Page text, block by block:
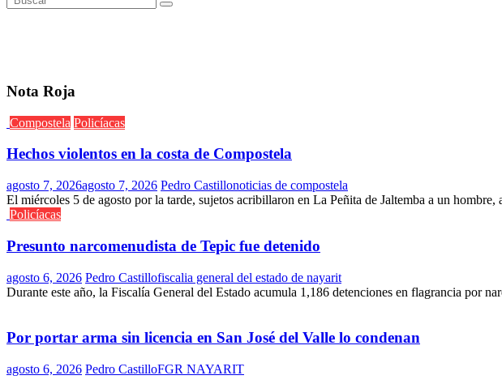
Nota Roja
Compostela Policíacas
Hechos violentos en la costa de Compostela
agosto 7, 2026agosto 7, 2026 Pedro Castillonoticias de compostela
El miércoles 5 de agosto por la tarde, sujetos acribillaron en La Peñita de Jaltemba a un hombre,
Policíacas
Presunto narcomenudista de Tepic fue detenido
agosto 6, 2026 Pedro Castillofiscalia general del estado de nayarit
Durante este año, la Fiscalía General del Estado acumula 1,186 detenciones en flagrancia por
Por portar arma sin licencia en San José del Valle lo condenan
agosto 6, 2026 Pedro CastilloFGR NAYARIT